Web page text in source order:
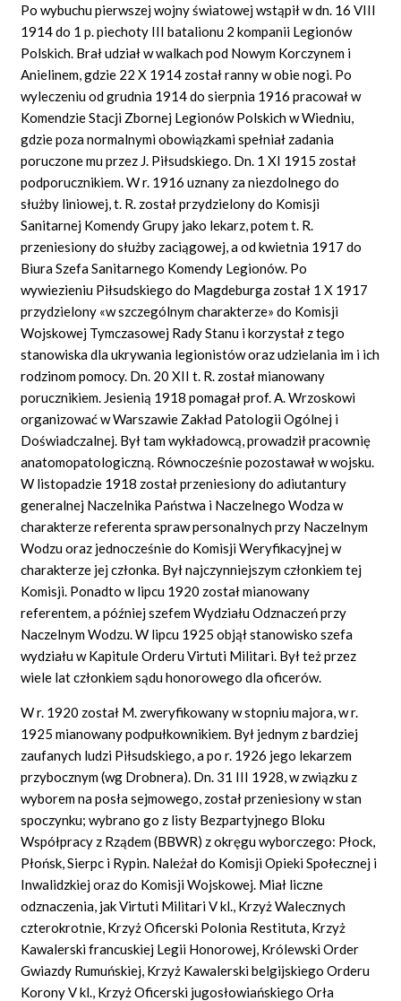
Po wybuchu pierwszej wojny światowej wstąpił w dn. 16 VIII
1914 do 1 p. piechoty III batalionu 2 kompanii Legionów
Polskich. Brał udział w walkach pod Nowym Korczynem i
Anielinem, gdzie 22 X 1914 został ranny w obie nogi. Po
wyleczeniu od grudnia 1914 do sierpnia 1916 pracował w
Komendzie Stacji Zbornej Legionów Polskich w Wiedniu,
gdzie poza normalnymi obowiązkami spełniał zadania
poruczone mu przez J. Piłsudskiego. Dn. 1 XI 1915 został
podporucznikiem. W r. 1916 uznany za niezdolnego do
służby liniowej, t. R. został przydzielony do Komisji
Sanitarnej Komendy Grupy jako lekarz, potem t. R.
przeniesiony do służby zaciągowej, a od kwietnia 1917 do
Biura Szefa Sanitarnego Komendy Legionów. Po
wywiezieniu Piłsudskiego do Magdeburga został 1 X 1917
przydzielony «w szczególnym charakterze» do Komisji
Wojskowej Tymczasowej Rady Stanu i korzystał z tego
stanowiska dla ukrywania legionistów oraz udzielania im i ich
rodzinom pomocy. Dn. 20 XII t. R. został mianowany
porucznikiem. Jesienią 1918 pomagał prof. A. Wrzoskowi
organizować w Warszawie Zakład Patologii Ogólnej i
Doświadczalnej. Był tam wykładowcą, prowadził pracownię
anatomopatologiczną. Równocześnie pozostawał w wojsku.
W listopadzie 1918 został przeniesiony do adiutantury
generalnej Naczelnika Państwa i Naczelnego Wodza w
charakterze referenta spraw personalnych przy Naczelnym
Wodzu oraz jednocześnie do Komisji Weryfikacyjnej w
charakterze jej członka. Był najczynniejszym członkiem tej
Komisji. Ponadto w lipcu 1920 został mianowany
referentem, a później szefem Wydziału Odznaczeń przy
Naczelnym Wodzu. W lipcu 1925 objął stanowisko szefa
wydziału w Kapitule Orderu Virtuti Militari. Był też przez
wiele lat członkiem sądu honorowego dla oficerów.
W r. 1920 został M. zweryfikowany w stopniu majora, w r.
1925 mianowany podpułkownikiem. Był jednym z bardziej
zaufanych ludzi Piłsudskiego, a po r. 1926 jego lekarzem
przybocznym (wg Drobnera). Dn. 31 III 1928, w związku z
wyborem na posła sejmowego, został przeniesiony w stan
spoczynku; wybrano go z listy Bezpartyjnego Bloku
Współpracy z Rządem (BBWR) z okręgu wyborczego: Płock,
Płońsk, Sierpc i Rypin. Należał do Komisji Opieki Społecznej i
Inwalidzkiej oraz do Komisji Wojskowej. Miał liczne
odznaczenia, jak Virtuti Militari V kl., Krzyż Walecznych
czterokrotnie, Krzyż Oficerski Polonia Restituta, Krzyż
Kawalerski francuskiej Legii Honorowej, Królewski Order
Gwiazdy Rumuńskiej, Krzyż Kawalerski belgijskiego Orderu
Korony V kl., Krzyż Oficerski jugosłowiańskiego Orła